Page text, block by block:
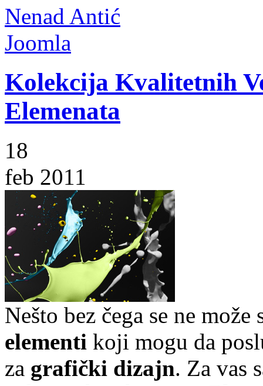
Nenad Antić
Joomla
Kolekcija Kvalitetnih
Elemenata
18
feb 2011
Nešto bez čega se ne može
elementi koji mogu da
za grafički dizajn. Za vas